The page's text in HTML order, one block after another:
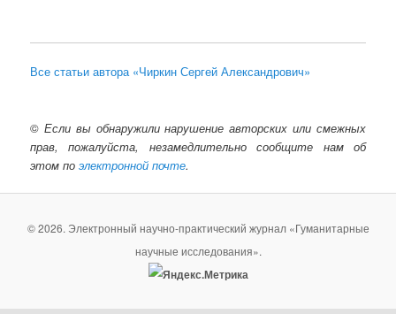
Все статьи автора «Чиркин Сергей Александрович»
© Если вы обнаружили нарушение авторских или смежных
прав, пожалуйста, незамедлительно сообщите нам об
этом поэлектронной почте.
© 2026. Электронный научно-практический журнал «Гуманитарные
научные исследования».